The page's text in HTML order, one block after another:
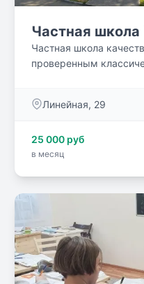
Частная школа
Частная школа
проверенным
базируется на
применением
мировых инноваций
Линейная, 29
25 000 руб
в месяц